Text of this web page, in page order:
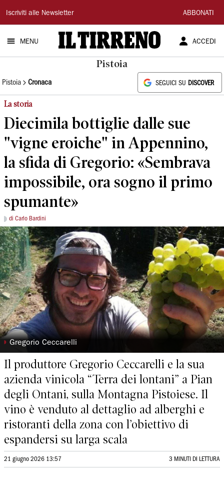
Il
Tirreno
Iscriviti alle Newsletter ABBONATI
MENU ACCEDI
Pistoia
Pistoia Cronaca SEGUICI SU DISCOVER
La storia
Diecimila bottiglie dalle sue
"vigne eroiche" in Appennino,
la sfida di Gregorio: «Sembrava
impossibile, ora sogno il primo
spumante»
di Carlo Bardini
◗ Gregorio Ceccarelli
Il produttore Gregorio Ceccarelli e la sua
azienda vinicola “Terra dei lontani” a Pian
degli Ontani, sulla Montagna Pistoiese. Il
vino è venduto al dettaglio ad alberghi e
ristoranti della zona con l’obiettivo di
espandersi su larga scala
21 giugno 2026 13:57 3 MINUTI DI LETTURA